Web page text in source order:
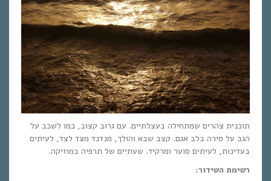
תוכנית צהרים שמתחילה בעצלתיים. עם גרוּב קצוּב,​ כמו לשכב על
הגב על סירה בלב אגם. קצב שבא והולך, מנדנד מצד לצד, לעיתים
בעדינות, לעיתים סוער ומרקיד. שעתיים של תרפיה במוזיקה.
רשימת השידור: